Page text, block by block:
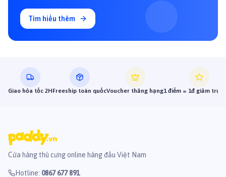
Tìm hiểu thêm
Giao hỏa tốc 2HFreeship toàn quốcVoucher thăng hạng1 điểm = 1đ giảm trực
Cửa hàng thú cưng online hàng đầu Việt Nam
Hotline: 0867 677 891